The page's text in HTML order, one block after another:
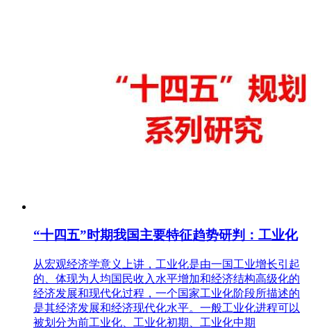
“十四五”时期我国主要特征趋势研判：工业化
从宏观经济学意义上讲，工业化是由一国工业增长引起
的、体现为人均国民收入水平增加和经济结构高级化的
经济发展和现代化过程，一个国家工业化阶段所描述的
是其经济发展和经济现代化水平。一般工业化进程可以
被划分为前工业化、工业化初期、工业化中期